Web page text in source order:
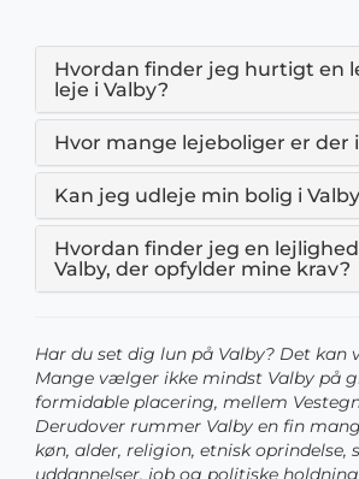
Hvordan finder jeg hurtigt en
leje i Valby?
Hvor mange lejeboliger er der
Kan jeg udleje min bolig i
Hvordan finder jeg en
Valby, der opfylder mine krav?
Har du set dig lun på Valby? Det kan
Mange vælger ikke mindst Valby på
formidable placering, mellem
Derudover rummer Valby en fin
køn, alder, religion, etnisk oprindelse,
uddannelser, job og politiske